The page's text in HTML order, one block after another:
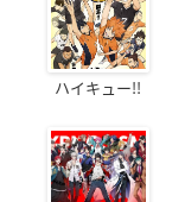
ハイキュー!!